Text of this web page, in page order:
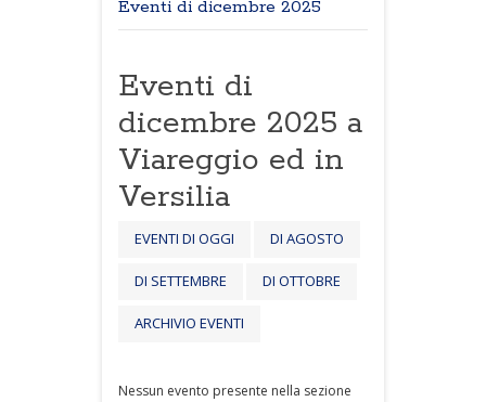
Eventi di dicembre 2025
Eventi di
dicembre 2025 a
Viareggio ed in
Versilia
EVENTI DI OGGI DI AGOSTO
DI SETTEMBRE DI OTTOBRE
ARCHIVIO EVENTI
Nessun evento presente nella sezione